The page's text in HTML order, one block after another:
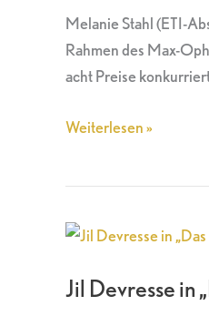
Melanie Stahl (ETI-
Rahmen des Max-
acht Preise
Kunst,
die
Kunst“
Max-
Weiterlesen »
Jil Devresse in
Jil
in